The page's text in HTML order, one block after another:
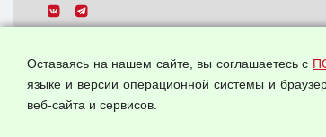
Все права защищены.
Оставаясь на нашем сайте, вы соглашаетесь с
языке и версии операционной системы и
веб-сайта и сервисов.